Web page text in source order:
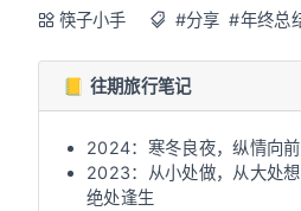
筷子小手 #分享 #年终总
📒 往期旅行笔记
2024：寒冬良夜，纵情向前
2023：从小处做，从大处
绝处逢生